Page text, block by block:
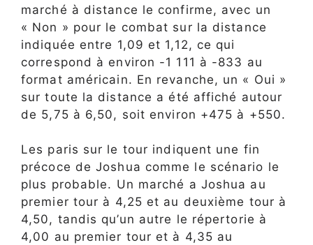
marché à distance le confirme, avec un
« Non » pour le combat sur la distance
indiquée entre 1,09 et 1,12, ce qui
correspond à environ -1 111 à -833 au
format américain. En revanche, un « Oui »
sur toute la distance a été affiché autour
de 5,75 à 6,50, soit environ +475 à +550.
Les paris sur le tour indiquent une fin
précoce de Joshua comme le scénario le
plus probable. Un marché a Joshua au
premier tour à 4,25 et au deuxième tour à
4,50, tandis qu’un autre le répertorie à
4,00 au premier tour et à 4,35 au